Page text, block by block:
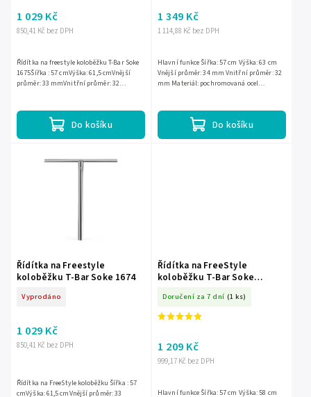
850,41 Kč bez DPH
1 029 Kč
Do košíku
Řídítka na freestyle koloběžku T-Bar Soke
1675Šířka : 57 cmVýška: 61,5 cmVnější
průměr: 33 mmVnitřní průměr: 32
1 114,88 Kč bez DPH
1 349 Kč
Do košíku
Hlavní funkce Šířka: 57 cm Výška: 63 cm
Vnější průměr: 34 mm Vnitřní průměr: 32
mm Materiál: pochromovaná ocel
Řídítka na Freestyle
koloběžku T-Bar Soke 1674
Vyprodáno
850,41 Kč bez DPH
1 029 Kč
Řídítka na FreeStyle koloběžku Šířka : 57
cmVýška: 61,5 cmVnější průměr: 33
Řídítka na FreeStyle
koloběžku T-Bar Soke
Doručení za 7 dní (1 ks)
999,17 Kč bez DPH
1 209 Kč
Hlavní funkce Šířka: 57 cm Výška: 58 cm